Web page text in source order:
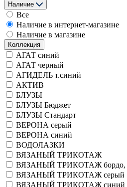
Наличие
Все
Наличие в интернет-магазине
Наличие в магазине
Коллекция
АГАТ синий
АГАТ черный
АГИДЕЛЬ т.синий
АКТИВ
БЛУЗЫ
БЛУЗЫ Бюджет
БЛУЗЫ Стандарт
ВЕРОНА серый
ВЕРОНА синий
ВОДОЛАЗКИ
ВЯЗАНЫЙ ТРИКОТАЖ
ВЯЗАНЫЙ ТРИКОТАЖ бордо,
ВЯЗАНЫЙ ТРИКОТАЖ серый
ВЯЗАНЫЙ ТРИКОТАЖ синий